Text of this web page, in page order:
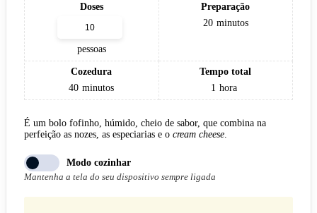
Doses
pessoas
Preparação
20 minutos
Cozedura
40 minutos
Tempo total
1 hora
É um bolo fofinho, húmido, cheio de sabor, que combina na
perfeição as nozes, as especiarias e o cream cheese
Modo cozinhar
Mantenha a tela do seu dispositivo sempre ligada